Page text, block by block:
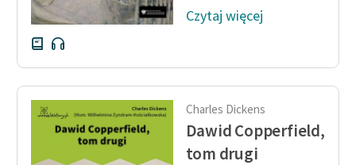
uczniów z
niepełnosprawnościami
Feministyczne inspiracje.
skandynawskiej literatury
feministycznej
Ręce pełne poezji
Czytaj więcej
Charles Dickens
Dawid Copperfield,
tom drugi